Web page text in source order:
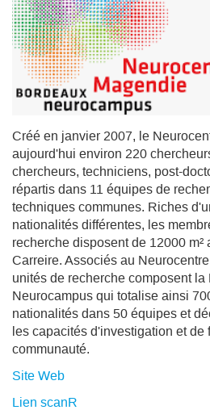
Créé en janvier 2007, le
aujourd'hui environ 220
chercheurs, techniciens, post-
répartis dans 11 équipes de
techniques communes. Riches
nationalités différentes, les
recherche disposent de 12000
Carreire. Associés au
unités de recherche composent
Neurocampus qui totalise ainsi
nationalités dans 50 équipes et
les capacités d'investigation et de
communauté.
Site Web
Lien scanR